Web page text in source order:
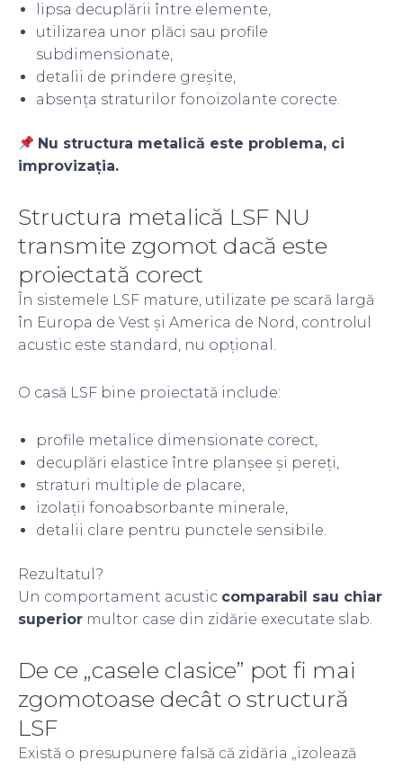
lipsa decuplării între elemente,
utilizarea unor plăci sau profile
subdimensionate,
detalii de prindere greșite,
absența straturilor fonoizolante corecte.
Nu structura metalică este problema, ci
improvizația.
Structura metalică LSF NU
transmite zgomot dacă este
proiectată corect
În sistemele LSF mature, utilizate pe scară largă
în Europa de Vest și America de Nord, controlul
acustic este standard, nu opțional.
O casă LSF bine proiectată include:
profile metalice dimensionate corect,
decuplări elastice între planșee și pereți,
straturi multiple de placare,
izolații fonoabsorbante minerale,
detalii clare pentru punctele sensibile.
Rezultatul?
Un comportament acustic comparabil sau chiar
superior multor case din zidărie executate slab.
De ce „casele clasice” pot fi mai
zgomotoase decât o structură
LSF
Există o presupunere falsă că zidăria „izolează